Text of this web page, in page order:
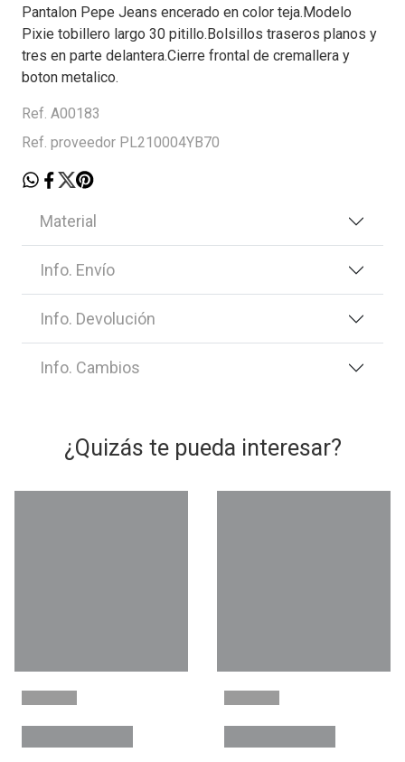
Pantalon Pepe Jeans encerado en color teja.Modelo
Pixie tobillero largo 30 pitillo.Bolsillos traseros planos y
tres en parte delantera.Cierre frontal de cremallera y
boton metalico.
Ref. A00183
Ref. proveedor PL210004YB70
Material
Info. Envío
Info. Devolución
Info. Cambios
¿Quizás te pueda interesar?